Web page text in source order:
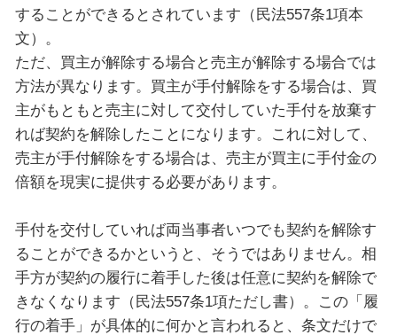
することができるとされています（民法557条1項本
文）。
ただ、買主が解除する場合と売主が解除する場合では
方法が異なります。買主が手付解除をする場合は、買
主がもともと売主に対して交付していた手付を放棄す
れば契約を解除したことになります。これに対して、
売主が手付解除をする場合は、売主が買主に手付金の
倍額を現実に提供する必要があります。
手付を交付していれば両当事者いつでも契約を解除す
ることができるかというと、そうではありません。相
手方が契約の履行に着手した後は任意に契約を解除で
きなくなります（民法557条1項ただし書）。この「履
行の着手」が具体的に何かと言われると、条文だけで